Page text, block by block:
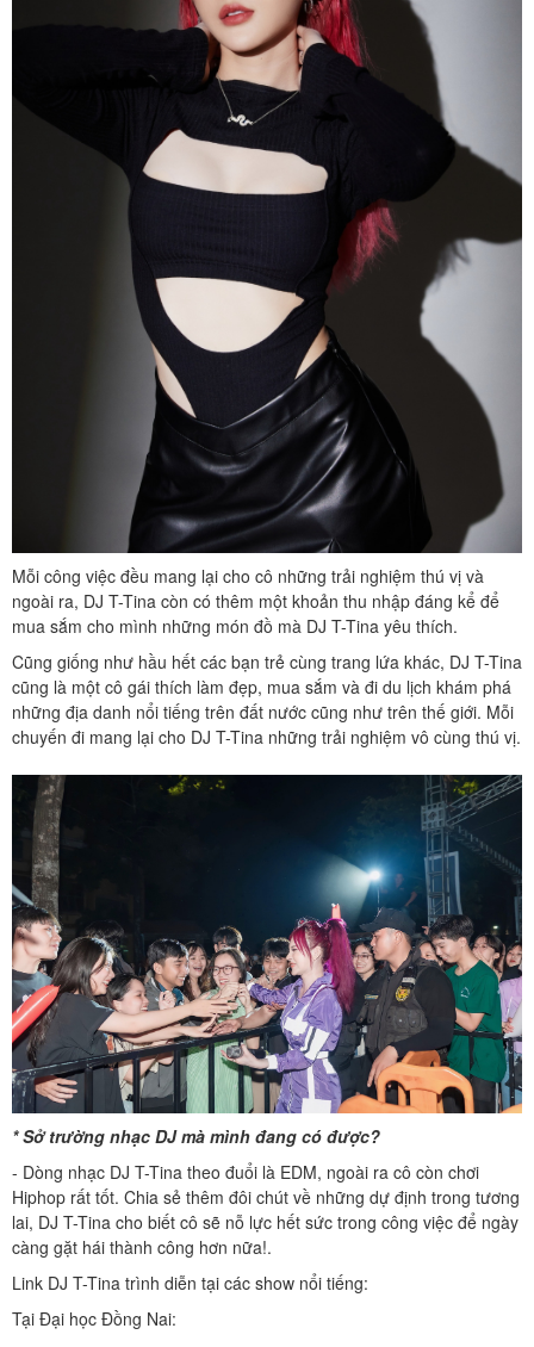
Mỗi công việc đều mang lại cho cô những trải nghiệm thú vị và
ngoài ra, DJ T-Tina còn có thêm một khoản thu nhập đáng kể để
mua sắm cho mình những món đồ mà DJ T-Tina yêu thích.
Cũng giống như hầu hết các bạn trẻ cùng trang lứa khác, DJ T-Tina
cũng là một cô gái thích làm đẹp, mua sắm và đi du lịch khám phá
những địa danh nổi tiếng trên đất nước cũng như trên thế giới. Mỗi
chuyến đi mang lại cho DJ T-Tina những trải nghiệm vô cùng thú vị.
* Sở trường nhạc DJ mà mình đang có được?
- Dòng nhạc DJ T-Tina theo đuổi là EDM, ngoài ra cô còn chơi
Hiphop rất tốt. Chia sẻ thêm đôi chút về những dự định trong tương
lai, DJ T-Tina cho biết cô sẽ nỗ lực hết sức trong công việc để ngày
càng gặt hái thành công hơn nữa!.
Link DJ T-Tina trình diễn tại các show nổi tiếng:
Tại Đại học Đồng Nai: